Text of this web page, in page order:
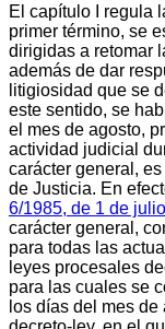
El capítulo I regula
primer término, se
dirigidas a retomar
además de dar
litigiosidad que se
este sentido, se
el mes de agosto,
actividad judicial
carácter general,
de Justicia. En
6/1985, de 1 de julio
carácter general,
para todas las
leyes procesales
para las cuales se
los días del mes